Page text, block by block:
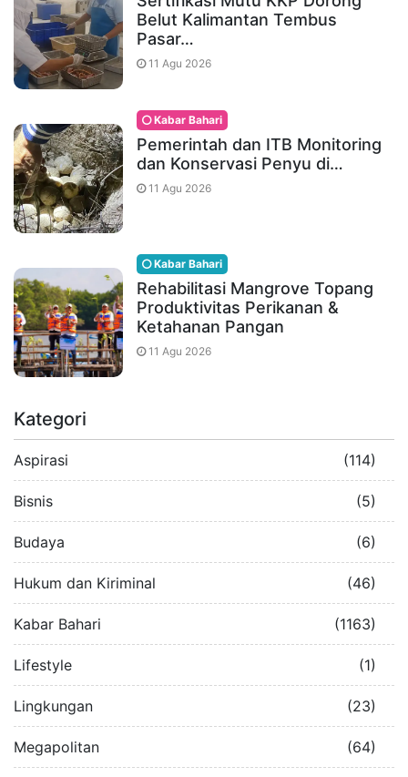
Belut Kalimantan Tembus
Pasar…
11 Agu 2026
Kabar Bahari
Pemerintah dan ITB Monitoring
dan Konservasi Penyu di…
11 Agu 2026
Kabar Bahari
Rehabilitasi Mangrove Topang
Produktivitas Perikanan &
Ketahanan Pangan
11 Agu 2026
Kategori
Aspirasi (114)
Bisnis (5)
Budaya (6)
Hukum dan Kiriminal (46)
Kabar Bahari (1163)
Lifestyle (1)
Lingkungan (23)
Megapolitan (64)